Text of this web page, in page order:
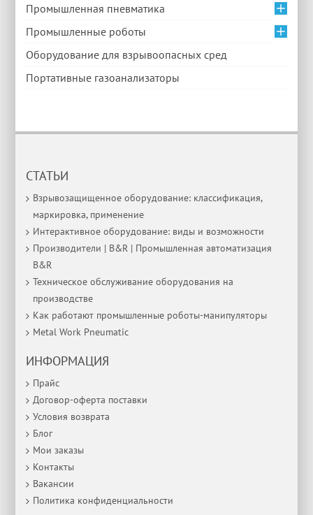
Промышленная пневматика
Промышленные роботы
Оборудование для взрывоопасных сред
Портативные газоанализаторы
СТАТЬИ
Взрывозащищенное оборудование: классификация,
маркировка, применение
Интерактивное оборудование: виды и возможности
Производители | B&R | Промышленная автоматизация
B&R
Техническое обслуживание оборудования на
производстве
Как работают промышленные роботы-манипуляторы
Metal Work Pneumatic
ИНФОРМАЦИЯ
Прайс
Договор-оферта поставки
Условия возврата
Блог
Мои заказы
Контакты
Вакансии
Политика конфиденциальности